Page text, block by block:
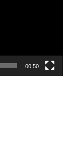
00:50